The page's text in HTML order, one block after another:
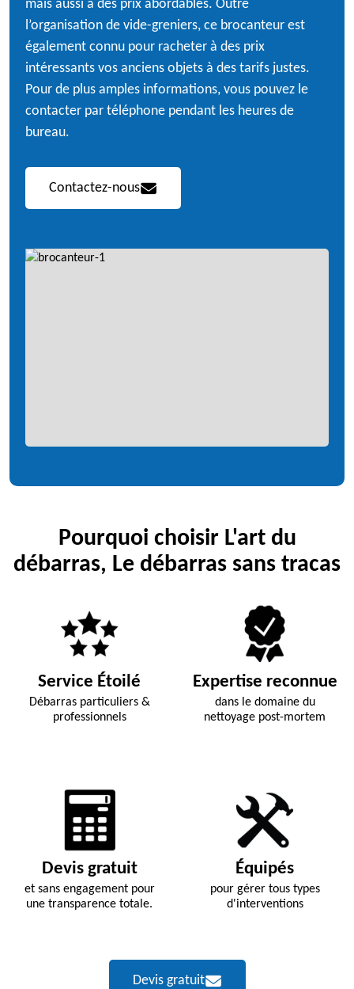
mais aussi à des prix abordables. Outre
l’organisation de vide-greniers, ce brocanteur est
également connu pour racheter à des prix
intéressants vos anciens objets à des tarifs justes.
Pour de plus amples informations, vous pouvez le
contacter par téléphone pendant les heures de
bureau.
Contactez-nous
Pourquoi choisir L'art du
débarras, Le débarras sans tracas
Service Étoilé
Débarras particuliers &
professionnels
Expertise reconnue
dans le domaine du
nettoyage post-mortem
Devis gratuit
et sans engagement pour
une transparence totale.
Équipés
pour gérer tous types
d'interventions
Devis gratuit